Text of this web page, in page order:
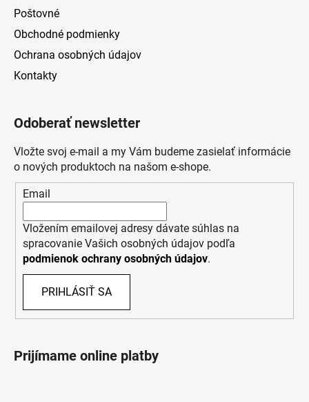
Poštovné
Obchodné podmienky
Ochrana osobných údajov
Kontakty
Odoberať newsletter
Vložte svoj e-mail a my Vám budeme zasielať informácie
o nových produktoch na našom e-shope.
Email
Vložením emailovej adresy dávate súhlas na
spracovanie Vašich osobných údajov podľa
podmienok ochrany osobných údajov.
PRIHLÁSIŤ SA
Prijímame online platby